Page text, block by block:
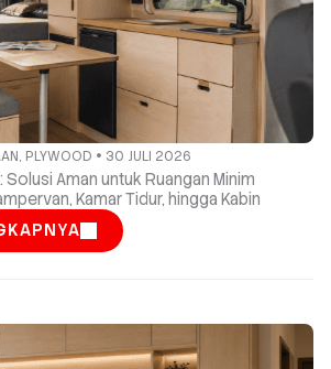
, PLYWOOD 30 JULI 2026
Aman untuk Ruangan Minim
Kamar Tidur, hingga Kabin